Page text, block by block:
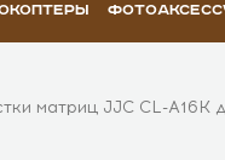
матриц JJC CL-